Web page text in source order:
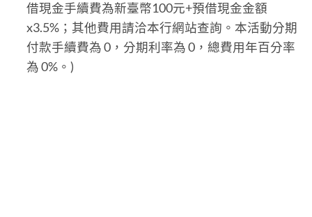
借現金手續費為新臺幣100元+預借現金金額
x3.5%；其他費用請洽本行網站查詢。本活動分期
付款手續費為 0，分期利率為 0，總費用年百分率
為 0%。)